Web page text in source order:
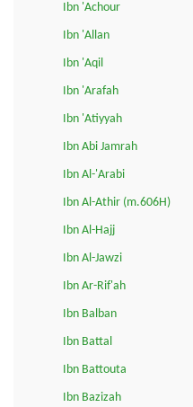
Ibn 'Achour
Ibn 'Allan
Ibn 'Aqil
Ibn 'Arafah
Ibn 'Atiyyah
Ibn Abi Jamrah
Ibn Al-'Arabi
Ibn Al-Athir (m.606H)
Ibn Al-Hajj
Ibn Al-Jawzi
Ibn Ar-Rif'ah
Ibn Balban
Ibn Battal
Ibn Battouta
Ibn Bazizah